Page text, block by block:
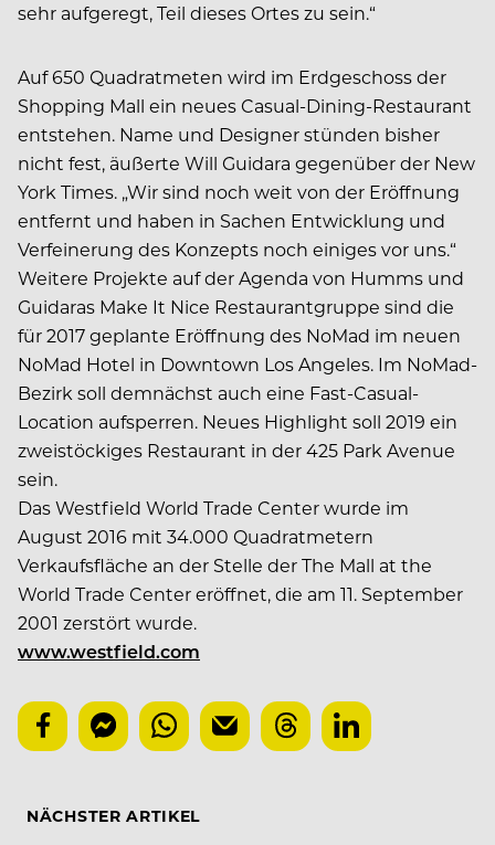
sehr aufgeregt, Teil dieses Ortes zu sein.“
Auf 650 Quadratmeten wird im Erdgeschoss der
Shopping Mall ein neues Casual-Dining-Restaurant
entstehen. Name und Designer stünden bisher
nicht fest, äußerte Will Guidara gegenüber der New
York Times. „Wir sind noch weit von der Eröffnung
entfernt und haben in Sachen Entwicklung und
Verfeinerung des Konzepts noch einiges vor uns.“
Weitere Projekte auf der Agenda von Humms und
Guidaras Make It Nice Restaurantgruppe sind die
für 2017 geplante Eröffnung des NoMad im neuen
NoMad Hotel in Downtown Los Angeles. Im NoMad-
Bezirk soll demnächst auch eine Fast-Casual-
Location aufsperren. Neues Highlight soll 2019 ein
zweistöckiges Restaurant in der 425 Park Avenue
sein.
Das Westfield World Trade Center wurde im
August 2016 mit 34.000 Quadratmetern
Verkaufsfläche an der Stelle der The Mall at the
World Trade Center eröffnet, die am 11. September
2001 zerstört wurde.
www.westfield.com
NÄCHSTER ARTIKEL